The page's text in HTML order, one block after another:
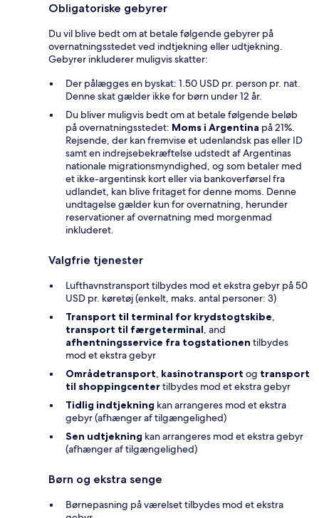
Obligatoriske gebyrer
Du vil blive bedt om at betale følgende gebyrer på
overnatningsstedet ved indtjekning eller udtjekning.
Gebyrer inkluderer muligvis skatter:
Der pålægges en byskat: 1.50 USD pr. person pr. nat.
Denne skat gælder ikke for børn under 12 år.
Du bliver muligvis bedt om at betale følgende beløb
på overnatningsstedet: Moms i Argentina på 21%.
Rejsende, der kan fremvise et udenlandsk pas eller ID
samt en indrejsebekræftelse udstedt af Argentinas
nationale migrationsmyndighed, og som betaler med
et ikke-argentinsk kort eller via bankoverførsel fra
udlandet, kan blive fritaget for denne moms. Denne
undtagelse gælder kun for overnatning, herunder
reservationer af overnatning med morgenmad
inkluderet.
Valgfrie tjenester
Lufthavnstransport tilbydes mod et ekstra gebyr på 50
USD pr. køretøj (enkelt, maks. antal personer: 3)
Transport til terminal for krydstogtskibe,
transport til færgeterminal, and
afhentningsservice fra togstationen tilbydes
mod et ekstra gebyr
Områdetransport, kasinotransport og transport
til shoppingcentertilbydes mod et ekstra gebyr
Tidlig indtjekning kan arrangeres mod et ekstra
gebyr (afhænger af tilgængelighed)
Sen udtjekning kan arrangeres mod et ekstra gebyr
(afhænger af tilgængelighed)
Børn og ekstra senge
Børnepasning på værelset tilbydes mod et ekstra